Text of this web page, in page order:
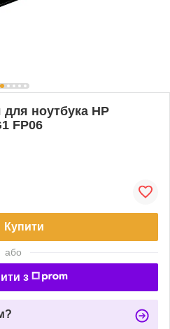
для ноутбука HP
FP06
Купити
або
з